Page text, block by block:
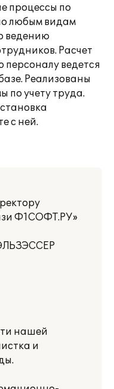
процессы по
любым видам
ведению
Расчет
персоналу ведется
Реализованы
по учету труда.
с ней.
Ф1СОФТ.РУ»
нашей
и